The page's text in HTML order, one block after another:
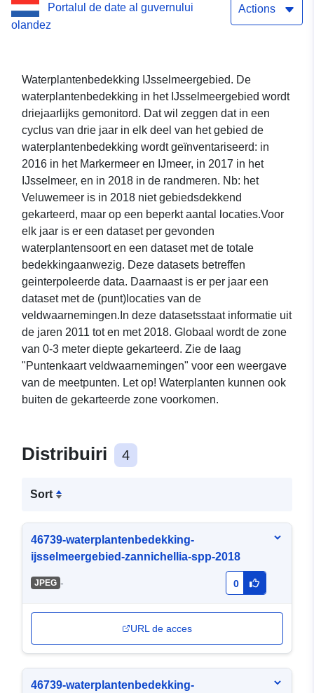
Portalul de date al guvernului
olandez
Actions
Waterplantenbedekking IJsselmeergebied. De
waterplantenbedekking in het IJsselmeergebied wordt
driejaarlijks gemonitord. Dat wil zeggen dat in een
cyclus van drie jaar in elk deel van het gebied de
waterplantenbedekking wordt geïnventariseerd: in
2016 in het Markermeer en IJmeer, in 2017 in het
IJsselmeer, en in 2018 in de randmeren. Nb: het
Veluwemeer is in 2018 niet gebiedsdekkend
gekarteerd, maar op een beperkt aantal locaties.Voor
elk jaar is er een dataset per gevonden
waterplantensoort en een dataset met de totale
bedekkingaanwezig. Deze datasets betreffen
geinterpoleerde data. Daarnaast is er per jaar een
dataset met de (punt)locaties van de
veldwaarnemingen.In deze datasetsstaat informatie uit
de jaren 2011 tot en met 2018. Globaal wordt de zone
van 0-3 meter diepte gekarteerd. Zie de laag
"Puntenkaart veldwaarnemingen" voor een weergave
van de meetpunten. Let op! Waterplanten kunnen ook
buiten de gekarteerde zone voorkomen.
Distribuiri 4
Sort
46739-waterplantenbedekking-
ijsselmeergebied-zannichellia-spp-2018
JPEG - 0
URL de acces
46739-waterplantenbedekking-